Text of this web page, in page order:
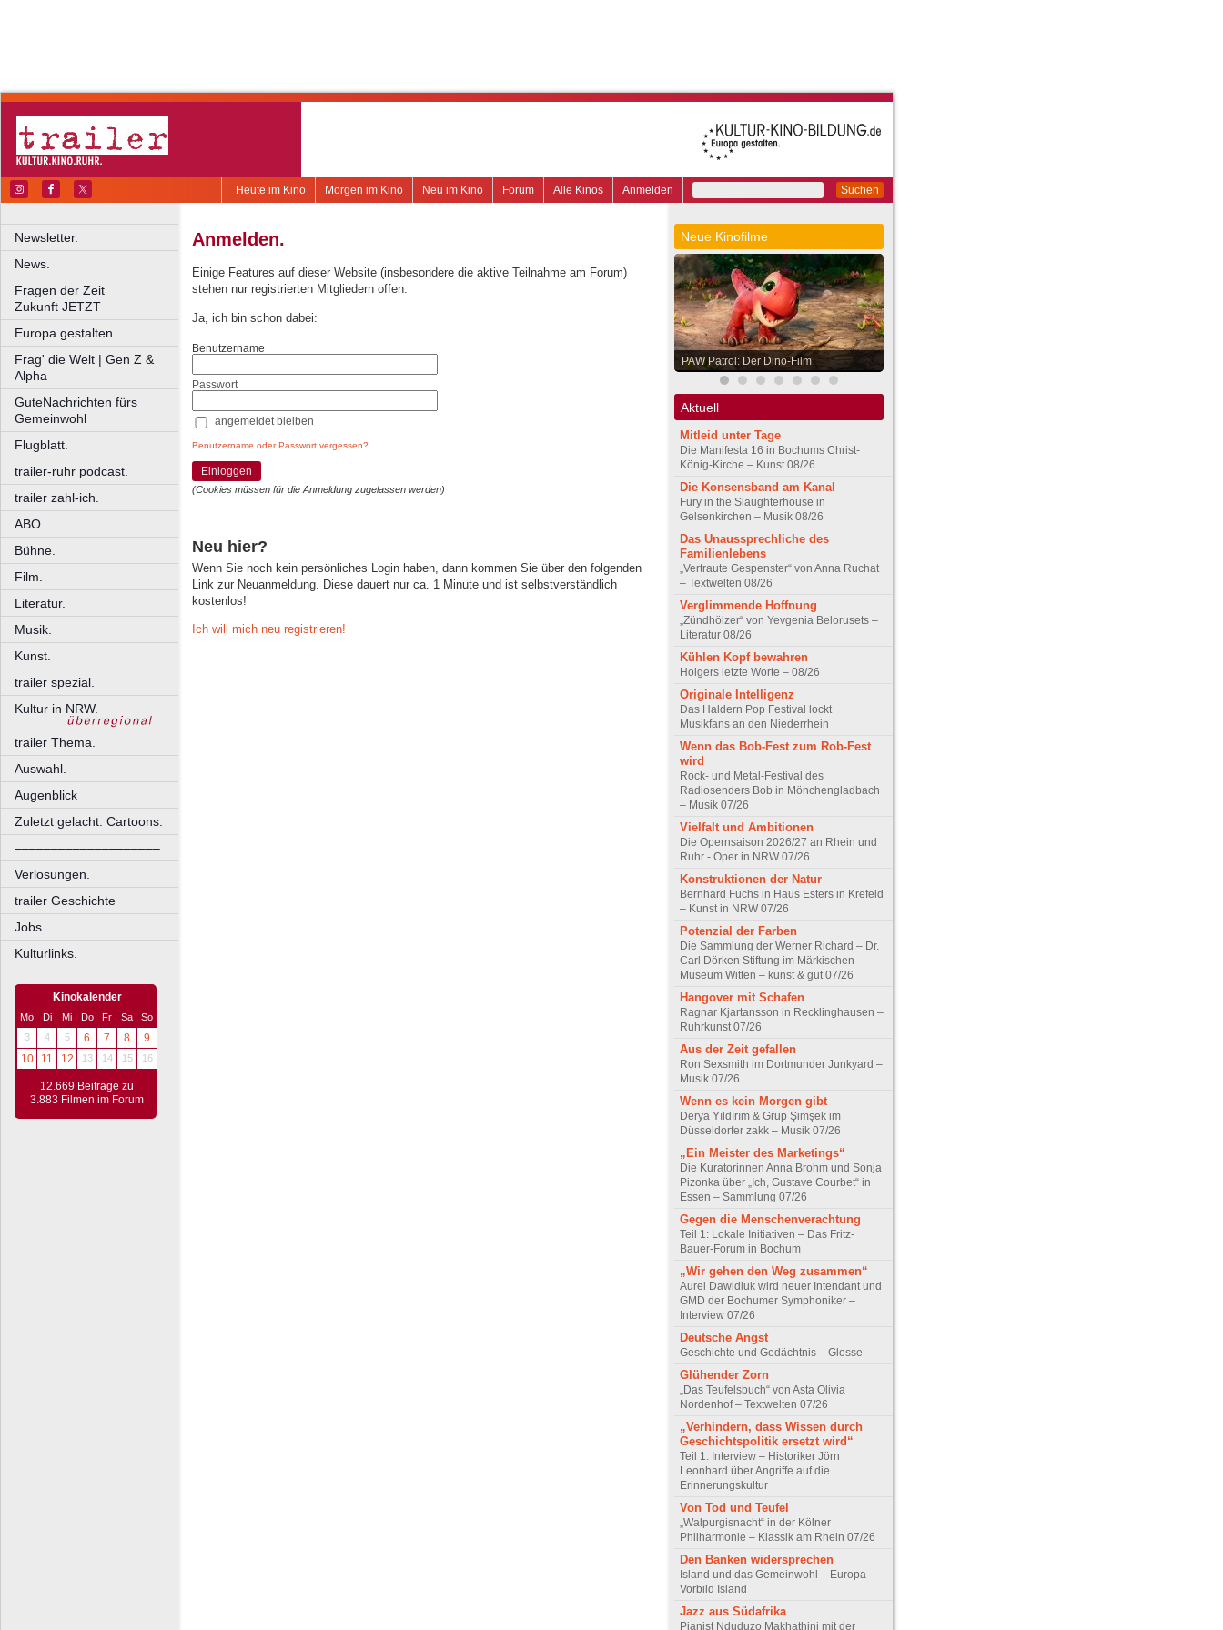
Suchen
Anmelden
Alle Kinos
Forum
Neu im Kino
Morgen im Kino
Heute im Kino
Newsletter.
News.
Fragen der Zeit
Zukunft JETZT
Europa gestalten
Frag' die Welt | Gen Z &
Alpha
GuteNachrichten fürs
Gemeinwohl
Flugblatt.
trailer-ruhr podcast.
trailer zahl-ich.
ABO.
Bühne.
Film.
Literatur.
Musik.
Kunst.
trailer spezial.
Kultur in NRW.
trailer Thema.
Auswahl.
Augenblick
Zuletzt gelacht: Cartoons.
––––––––––––––––––––
Verlosungen.
trailer Geschichte
Jobs.
Kulturlinks.
Kinokalender
Mo Di Mi Do Fr Sa
So
3
4 5 6 7 8
9
10
11 12 13 14 15 16
12.669 Beiträge zu
3.883 Filmen im Forum
Anmelden.
Einige Features auf dieser Website (insbesondere die aktive Teilnahme am Forum)
stehen nur registrierten Mitgliedern offen.
Ja, ich bin schon dabei:
Benutzername
Passwort
angemeldet bleiben
Benutzername oder Passwort vergessen?
Einloggen
(Cookies müssen für die Anmeldung zugelassen werden)
Neu hier?
Wenn Sie noch kein persönliches Login haben, dann kommen Sie über den folgenden
Link zur Neuanmeldung. Diese dauert nur ca. 1 Minute und ist selbstverständlich
kostenlos!
Ich will mich neu registrieren!
Neue Kinofilme
PAW Patrol: Der Dino-Film
Aktuell
Mitleid unter Tage
Die Manifesta 16 in Bochums Christ-
König-Kirche – Kunst 08/26
Die Konsensband am Kanal
Fury in the Slaughterhouse in
Gelsenkirchen – Musik 08/26
Das Unaussprechliche des
Familienlebens
„Vertraute Gespenster“ von Anna Ruchat
– Textwelten 08/26
Verglimmende Hoffnung
„Zündhölzer“ von Yevgenia Belorusets –
Literatur 08/26
Kühlen Kopf bewahren
Holgers letzte Worte – 08/26
Originale Intelligenz
Das Haldern Pop Festival lockt
Musikfans an den Niederrhein
Wenn das Bob-Fest zum Rob-Fest
wird
Rock- und Metal-Festival des
Radiosenders Bob in Mönchengladbach
– Musik 07/26
Vielfalt und Ambitionen
Die Opernsaison 2026/27 an Rhein und
Ruhr - Oper in NRW 07/26
Konstruktionen der Natur
Bernhard Fuchs in Haus Esters in Krefeld
– Kunst in NRW 07/26
Potenzial der Farben
Die Sammlung der Werner Richard – Dr.
Carl Dörken Stiftung im Märkischen
Museum Witten – kunst & gut 07/26
Hangover mit Schafen
Ragnar Kjartansson in Recklinghausen –
Ruhrkunst 07/26
Aus der Zeit gefallen
Ron Sexsmith im Dortmunder Junkyard –
Musik 07/26
Wenn es kein Morgen gibt
Derya Yıldırım & Grup Şimşek im
Düsseldorfer zakk – Musik 07/26
„Ein Meister des Marketings“
Die Kuratorinnen Anna Brohm und Sonja
Pizonka über „Ich, Gustave Courbet“ in
Essen – Sammlung 07/26
Gegen die Menschenverachtung
Teil 1: Lokale Initiativen – Das Fritz-
Bauer-Forum in Bochum
„Wir gehen den Weg zusammen“
Aurel Dawidiuk wird neuer Intendant und
GMD der Bochumer Symphoniker –
Interview 07/26
Deutsche Angst
Geschichte und Gedächtnis – Glosse
Glühender Zorn
„Das Teufelsbuch“ von Asta Olivia
Nordenhof – Textwelten 07/26
„Verhindern, dass Wissen durch
Geschichtspolitik ersetzt wird“
Teil 1: Interview – Historiker Jörn
Leonhard über Angriffe auf die
Erinnerungskultur
Von Tod und Teufel
„Walpurgisnacht“ in der Kölner
Philharmonie – Klassik am Rhein 07/26
Den Banken widersprechen
Island und das Gemeinwohl – Europa-
Vorbild Island
Jazz aus Südafrika
Pianist Nduduzo Makhathini mit der